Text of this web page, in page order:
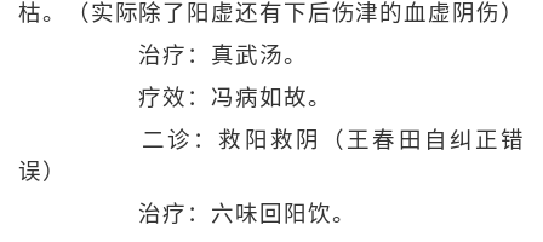
枯。（实际除了阳虚还有下后伤津的血虚阴伤）
治疗：真武汤。
疗效：冯病如故。
二诊：救阳救阴（王春田自纠正错
误）
治疗：六味回阳饮。